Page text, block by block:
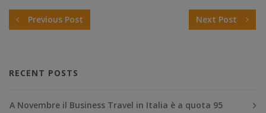
Previous Post Next Post
RECENT POSTS
A Novembre il Business Travel in Italia è a quota 95